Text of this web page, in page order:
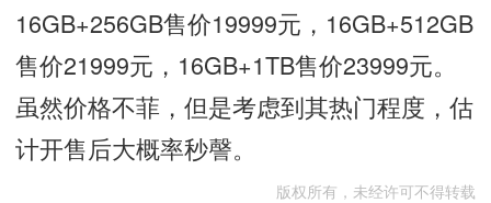
16GB+256GB售价19999元，16GB+512GB
售价21999元，16GB+1TB售价23999元。
虽然价格不菲，但是考虑到其热门程度，估
计开售后大概率秒謦。
版权所有，未经许可不得转载